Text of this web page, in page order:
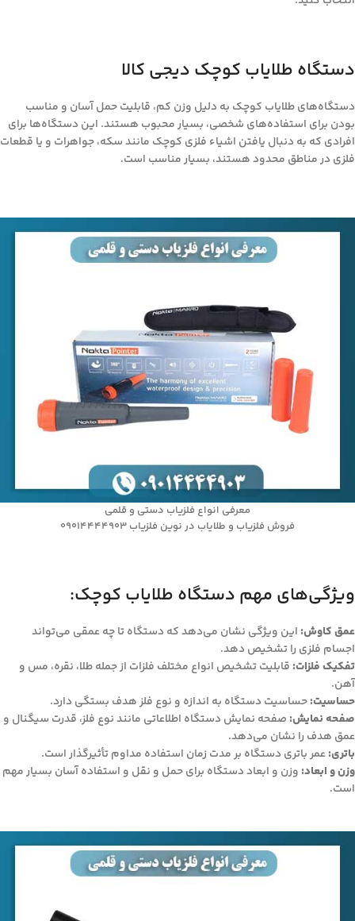
دستگاه طلایاب کوچک دیجی کالا
دستگاه‌های طلایاب کوچک به دلیل وزن کم، قابلیت حمل آسان و مناسب
بودن برای استفاده‌های شخصی، بسیار محبوب هستند. این دستگاه‌ها برای
افرادی که به دنبال یافتن اشیاء فلزی کوچک مانند سکه، جواهرات و یا قطعات
فلزی در مناطق محدود هستند، بسیار مناسب است.
معرفی انواع فلزیاب دستی و قلمی
فروش فلزیاب و طلایاب در نوین فلزیاب 09014444903
ویژگی‌های مهم دستگاه طلایاب کوچک:
عمق کاوش: این ویژگی نشان می‌دهد که دستگاه تا چه عمقی می‌تواند
اجسام فلزی را تشخیص دهد.
تفکیک فلزات: قابلیت تشخیص انواع مختلف فلزات از جمله طلا، نقره، مس و
آهن.
حساسیت:حساسیت دستگاه به اندازه و نوع فلز هدف بستگی دارد.
صفحه نمایش: صفحه نمایش دستگاه اطلاعاتی مانند نوع فلز، قدرت سیگنال و
عمق هدف را نشان می‌دهد.
باتری:عمر باتری دستگاه بر مدت زمان استفاده مداوم تأثیرگذار است.
وزن و ابعاد: وزن و ابعاد دستگاه برای حمل و نقل و استفاده آسان بسیار مهم
است.